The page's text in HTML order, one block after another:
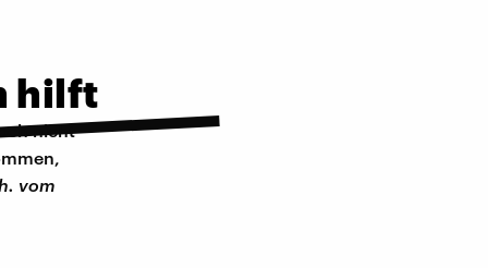
hilft
nicht
vom